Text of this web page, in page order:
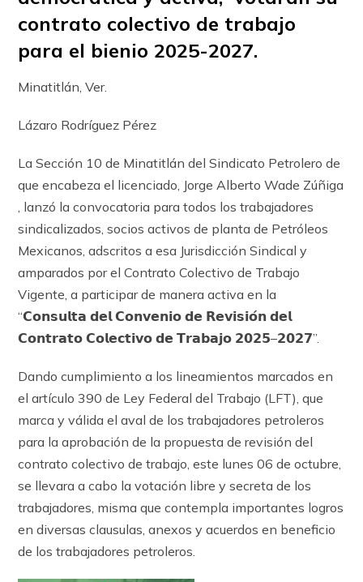
contrato colectivo de trabajo
para el bienio 2025-2027.
Minatitlán, Ver.
Lázaro Rodríguez Pérez
La Sección 10 de Minatitlán del Sindicato Petrolero de
que encabeza el licenciado, Jorge Alberto Wade Zúñiga
, lanzó la convocatoria para todos los trabajadores
sindicalizados, socios activos de planta de Petróleos
Mexicanos, adscritos a esa Jurisdicción Sindical y
amparados por el Contrato Colectivo de Trabajo
Vigente, a participar de manera activa en la
“𝗖𝗼𝗻𝘀𝘂𝗹𝘁𝗮 𝗱𝗲𝗹 𝗖𝗼𝗻𝘃𝗲𝗻𝗶𝗼 𝗱𝗲 𝗥𝗲𝘃𝗶𝘀𝗶𝗼́𝗻 𝗱𝗲𝗹
𝗖𝗼𝗻𝘁𝗿𝗮𝘁𝗼 𝗖𝗼𝗹𝗲𝗰𝘁𝗶𝘃𝗼 𝗱𝗲 𝗧𝗿𝗮𝗯𝗮𝗷𝗼 𝟮𝟬𝟮𝟱–𝟮𝟬𝟮𝟳”.
Dando cumplimiento a los lineamientos marcados en
el artículo 390 de Ley Federal del Trabajo (LFT), que
marca y válida el aval de los trabajadores petroleros
para la aprobación de la propuesta de revisión del
contrato colectivo de trabajo, este lunes 06 de octubre,
se llevara a cabo la votación libre y secreta de los
trabajadores, misma que contempla importantes logros
en diversas clausulas, anexos y acuerdos en beneficio
de los trabajadores petroleros.